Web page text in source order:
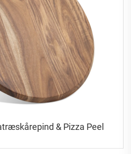
& Pizza Peel